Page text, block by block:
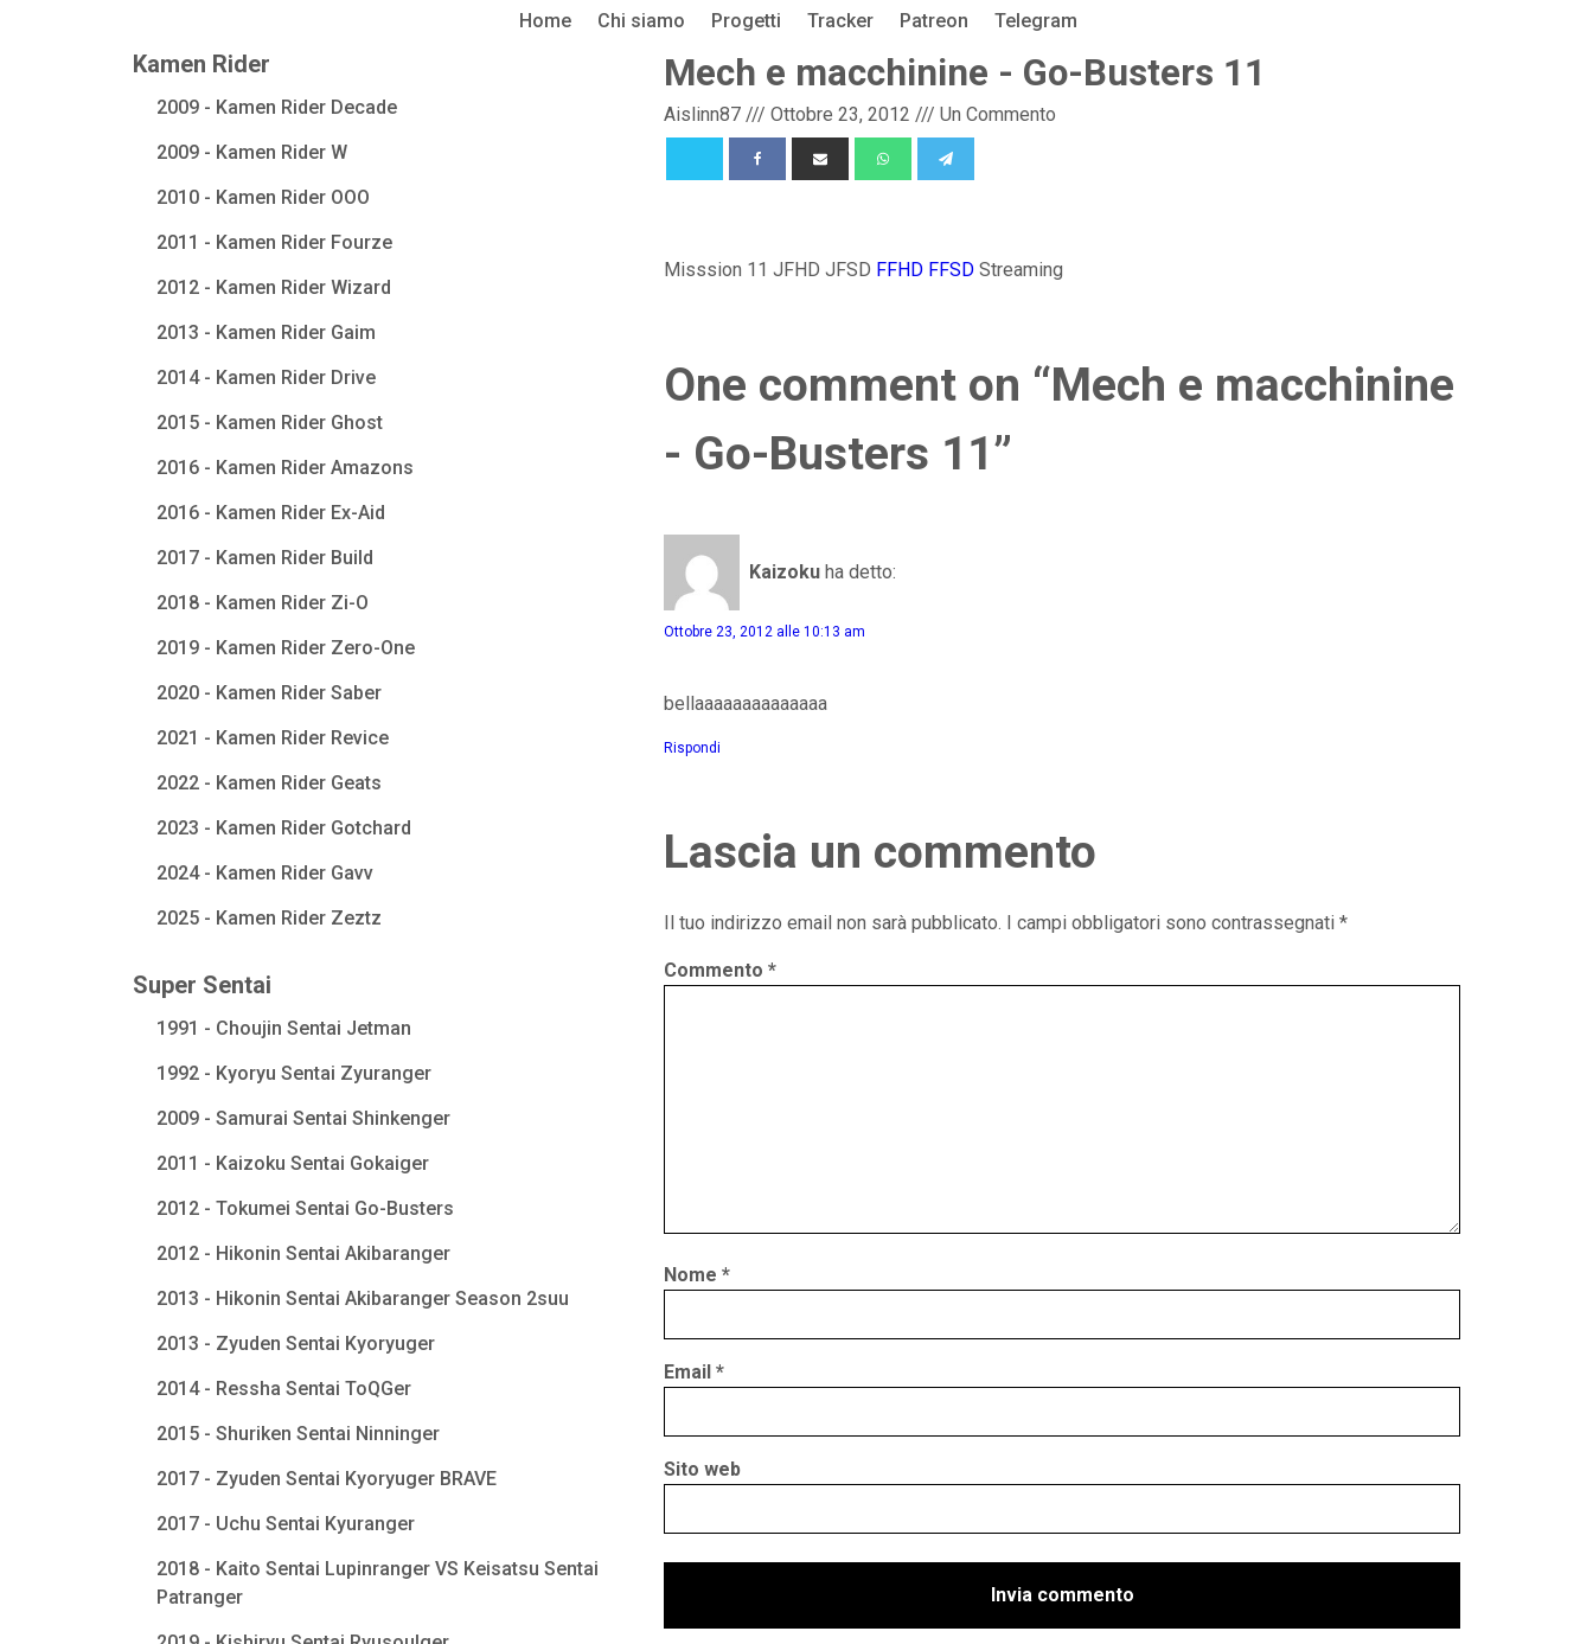
Home Chi siamo Progetti Tracker Patreon Telegram
Kamen Rider
2009 - Kamen Rider Decade
2009 - Kamen Rider W
2010 - Kamen Rider OOO
2011 - Kamen Rider Fourze
2012 - Kamen Rider Wizard
2013 - Kamen Rider Gaim
2014 - Kamen Rider Drive
2015 - Kamen Rider Ghost
2016 - Kamen Rider Amazons
2016 - Kamen Rider Ex-Aid
2017 - Kamen Rider Build
2018 - Kamen Rider Zi-O
2019 - Kamen Rider Zero-One
2020 - Kamen Rider Saber
2021 - Kamen Rider Revice
2022 - Kamen Rider Geats
2023 - Kamen Rider Gotchard
2024 - Kamen Rider Gavv
2025 - Kamen Rider Zeztz
Super Sentai
1991 - Choujin Sentai Jetman
1992 - Kyoryu Sentai Zyuranger
2009 - Samurai Sentai Shinkenger
2011 - Kaizoku Sentai Gokaiger
2012 - Tokumei Sentai Go-Busters
2012 - Hikonin Sentai Akibaranger
2013 - Hikonin Sentai Akibaranger Season 2suu
2013 - Zyuden Sentai Kyoryuger
2014 - Ressha Sentai ToQGer
2015 - Shuriken Sentai Ninninger
2017 - Zyuden Sentai Kyoryuger BRAVE
2017 - Uchu Sentai Kyuranger
2018 - Kaito Sentai Lupinranger VS Keisatsu Sentai
Patranger
Mech e macchinine - Go-Busters 11
Aislinn87 /// Ottobre 23, 2012 /// Un Commento
Misssion 11 JFHD JFSD FFHD FFSD Streaming
One comment on “Mech e macchinine
- Go-Busters 11”
Kaizoku ha detto:
Ottobre 23, 2012 alle 10:13 am
bellaaaaaaaaaaaaaa
Rispondi
Lascia un commento
Il tuo indirizzo email non sarà pubblicato. I campi obbligatori sono contrassegnati *
Commento *
Nome *
Email *
Sito web